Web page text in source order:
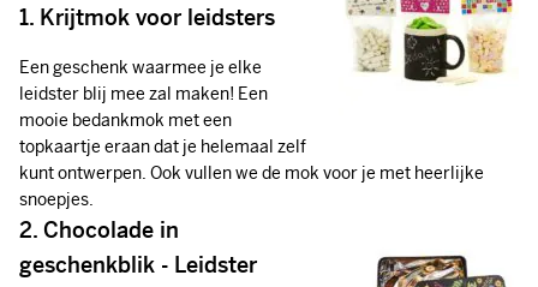
1. Krijtmok voor leidsters
Een geschenk waarmee je elke
leidster blij mee zal maken! Een
mooie bedankmok met een
topkaartje eraan dat je helemaal zelf
kunt ontwerpen. Ook vullen we de mok voor je met heerlijke
snoepjes.
2. Chocolade in
geschenkblik - Leidster